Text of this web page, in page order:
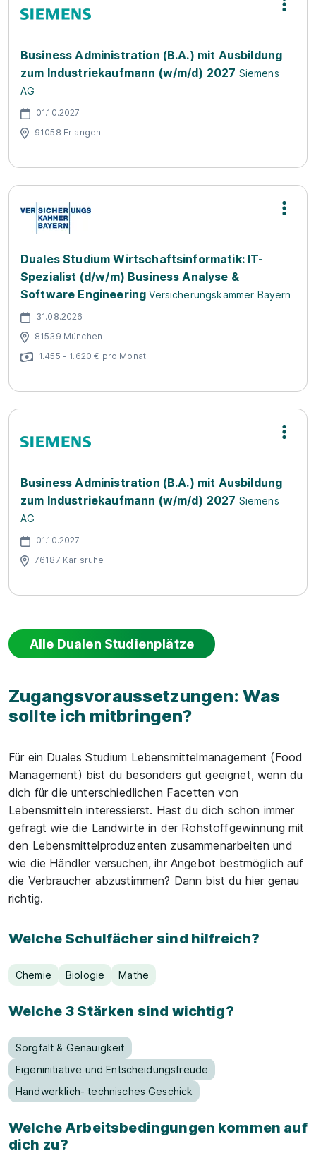
Business Administration (B.A.) mit Ausbildung
zum Industriekaufmann (w/m/d) 2027 Siemens
AG
01.10.2027
91058 Erlangen
Duales Studium Wirtschaftsinformatik: IT-
Spezialist (d/w/m) Business Analyse &
Software Engineering Versicherungskammer Bayern
31.08.2026
81539 München
1.455 - 1.620 € pro Monat
Business Administration (B.A.) mit Ausbildung
zum Industriekaufmann (w/m/d) 2027 Siemens
AG
01.10.2027
76187 Karlsruhe
Alle Dualen Studienplätze
Zugangsvoraussetzungen: Was
sollte ich mitbringen?
Für ein Duales Studium Lebensmittelmanagement (Food
Management) bist du besonders gut geeignet, wenn du
dich für die unterschiedlichen Facetten von
Lebensmitteln interessierst. Hast du dich schon immer
gefragt wie die Landwirte in der Rohstoffgewinnung mit
den Lebensmittelproduzenten zusammenarbeiten und
wie die Händler versuchen, ihr Angebot bestmöglich auf
die Verbraucher abzustimmen? Dann bist du hier genau
richtig.
Welche Schulfächer sind hilfreich?
Chemie Biologie Mathe
Welche 3 Stärken sind wichtig?
Sorgfalt & Genauigkeit
Eigeninitiative und Entscheidungsfreude
Handwerklich- technisches Geschick
Welche Arbeitsbedingungen kommen auf
dich zu?